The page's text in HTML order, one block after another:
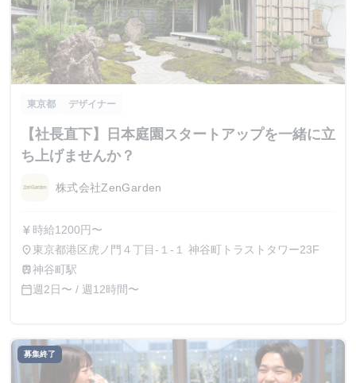
東京都 デザイナー
【社長直下】日本庭園スタートアップを一緒に立
ち上げませんか？
株式会社ZenGarden
currency_yen 時給1200円〜
place東京都港区虎ノ門４丁目-１-１ 神谷町トラストタワー23F
train神谷町駅
calendar_today週2日〜 / 週12時間〜
募集終了